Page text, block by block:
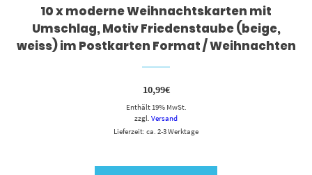
10 x moderne Weihnachtskarten mit
Umschlag, Motiv Friedenstaube (beige,
weiss) im Postkarten Format / Weihnachten
10,99€
Enthält 19% MwSt.
zzgl. Versand
Lieferzeit: ca. 2-3 Werktage